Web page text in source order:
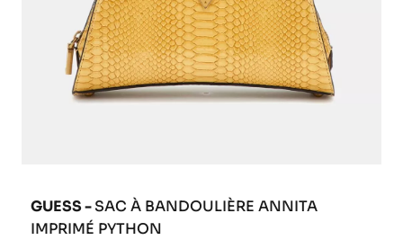
GUESS -SAC À BANDOULIÈRE ANNITA
IMPRIMÉ PYTHON